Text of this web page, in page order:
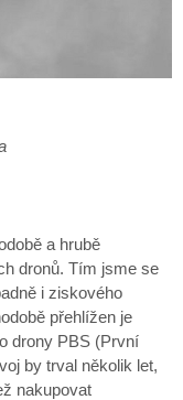
a hrubě
dronů. Tím jsme se
i ziskového
přehlížen je
drony PBS (První
by trval několik let,
nakupovat